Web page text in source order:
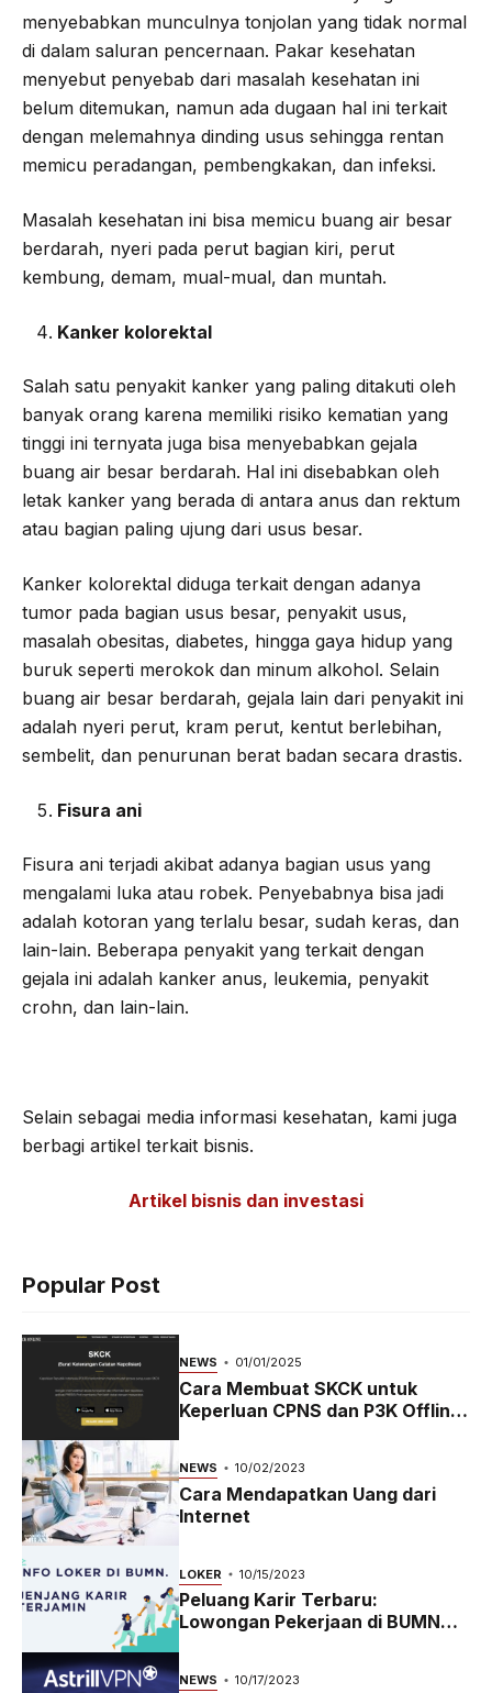
menyebabkan munculnya tonjolan yang tidak normal
di dalam saluran pencernaan. Pakar kesehatan
menyebut penyebab dari masalah kesehatan ini
belum ditemukan, namun ada dugaan hal ini terkait
dengan melemahnya dinding usus sehingga rentan
memicu peradangan, pembengkakan, dan infeksi.
Masalah kesehatan ini bisa memicu buang air besar
berdarah, nyeri pada perut bagian kiri, perut
kembung, demam, mual-mual, dan muntah.
Kanker kolorektal
Salah satu penyakit kanker yang paling ditakuti oleh
banyak orang karena memiliki risiko kematian yang
tinggi ini ternyata juga bisa menyebabkan gejala
buang air besar berdarah. Hal ini disebabkan oleh
letak kanker yang berada di antara anus dan rektum
atau bagian paling ujung dari usus besar.
Kanker kolorektal diduga terkait dengan adanya
tumor pada bagian usus besar, penyakit usus,
masalah obesitas, diabetes, hingga gaya hidup yang
buruk seperti merokok dan minum alkohol. Selain
buang air besar berdarah, gejala lain dari penyakit ini
adalah nyeri perut, kram perut, kentut berlebihan,
sembelit, dan penurunan berat badan secara drastis.
Fisura ani
Fisura ani terjadi akibat adanya bagian usus yang
mengalami luka atau robek. Penyebabnya bisa jadi
adalah kotoran yang terlalu besar, sudah keras, dan
lain-lain. Beberapa penyakit yang terkait dengan
gejala ini adalah kanker anus, leukemia, penyakit
crohn, dan lain-lain.
Selain sebagai media informasi kesehatan, kami juga
berbagi artikel terkait bisnis.
Artikel bisnis dan investasi
Popular Post
NEWS 01/01/2025
Cara Membuat SKCK untuk
Keperluan CPNS dan P3K Offline
NEWS 10/02/2023
Cara Mendapatkan Uang dari
Internet
LOKER 10/15/2023
Peluang Karir Terbaru:
Lowongan Pekerjaan di BUMN
NEWS 10/17/2023